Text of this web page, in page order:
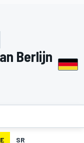
Berlijn
SR